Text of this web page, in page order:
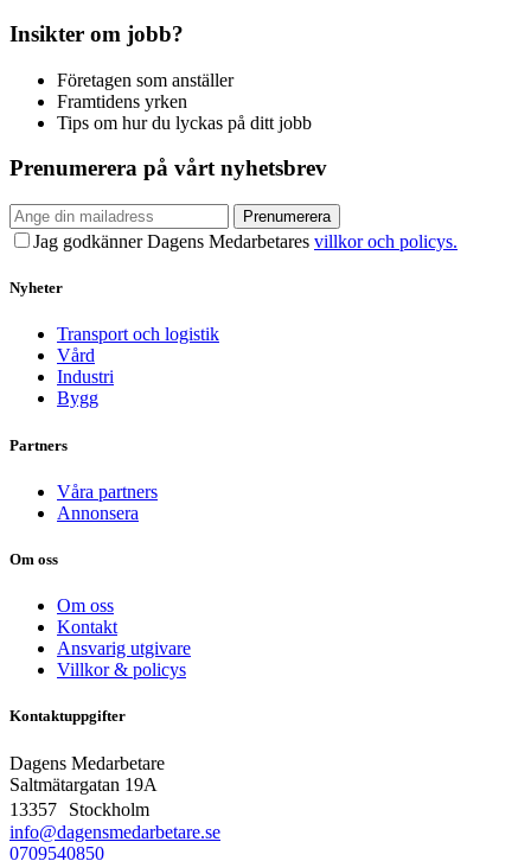
Insikter om jobb?
Företagen som anställer
Framtidens yrken
Tips om hur du lyckas på ditt jobb
Prenumerera på vårt nyhetsbrev
Prenumerera
Jag godkänner Dagens Medarbetares villkor och policys.
Nyheter
Transport och logistik
Vård
Industri
Bygg
Partners
Våra partners
Annonsera
Om oss
Om oss
Kontakt
Ansvarig utgivare
Villkor & policys
Kontaktuppgifter
Dagens Medarbetare
Saltmätargatan 19A
13357 Stockholm
info@dagensmedarbetare.se
0709540850